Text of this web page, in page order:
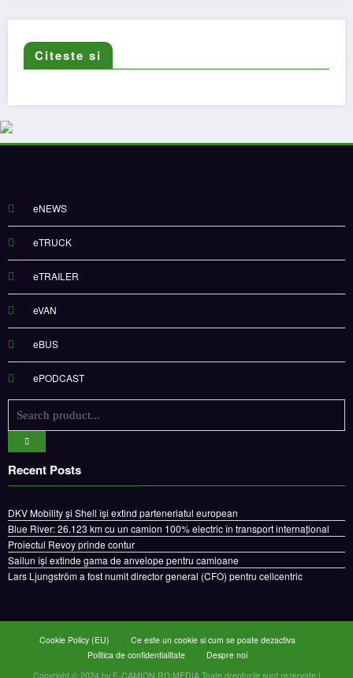
Citeste si
eNEWS
eTRUCK
eTRAILER
eVAN
eBUS
ePODCAST
Recent Posts
DKV Mobility și Shell își extind parteneriatul european
Blue River: 26.123 km cu un camion 100% electric în transport internațional
Proiectul Revoy prinde contur
Sailun își extinde gama de anvelope pentru camioane
Lars Ljungström a fost numit director general (CFO) pentru cellcentric
Cookie Policy (EU)
Ce este un cookie si cum se poate dezactiva
Politica de confidentialitate
Despre noi
Copyright © 2024 by E-CAMION.RO MEDIA Toate drepturile sunt rezervate |